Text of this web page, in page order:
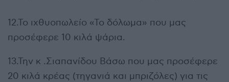
12.Το ιχθυοπωλείο «Το δόλωμα» που μας
προσέφερε 10 κιλά ψάρια.
13.Την κ .Σιαπανίδου Βάσω που μας προσέφερε
20 κιλά κρέας (τηγανιά και μπριζόλες) για τις